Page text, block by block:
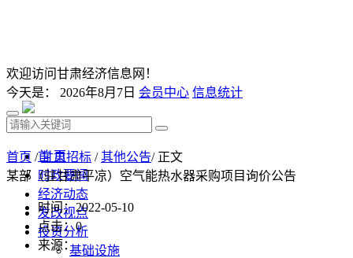
欢迎访问甘肃经济信息网！
今天是： 2026年8月7日 会员中心 信息统计
首 页
时政要闻
经济动态
发改视点
投资分析
基础设施
首页 /甘肃招标 /其他公告/ 正文
某部（驻甘肃平凉）空气能热水器采购项目询价公告
时间：2022-05-10
点击：0
来源：